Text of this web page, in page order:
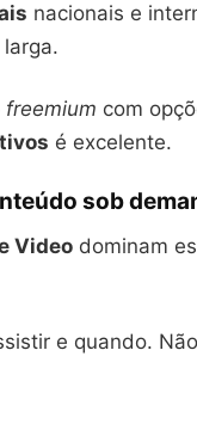
nacionais e
freemium com
é excelente.
sob
Video dominam
e quando.